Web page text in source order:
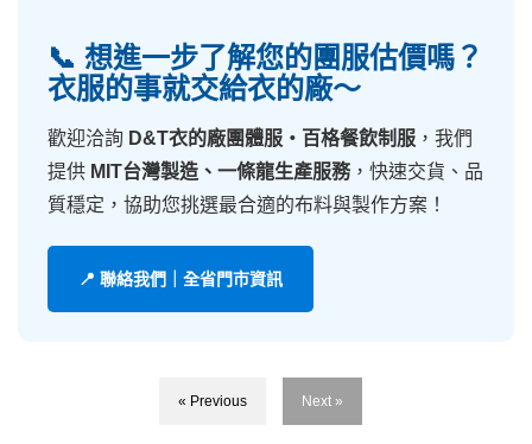
📞 想進一步了解您的團服估價嗎？
衣服的事就交給衣的廠～
歡迎洽詢 D&T衣的廠團體服・百格餐飲制服 ，我們
提供 MIT台灣製造、一條龍生產服務，快速交貨、品
質穩定，協助您挑選最合適的布料與製作方案！
📍 聯絡我們｜全省門市資訊
« Previous Next »